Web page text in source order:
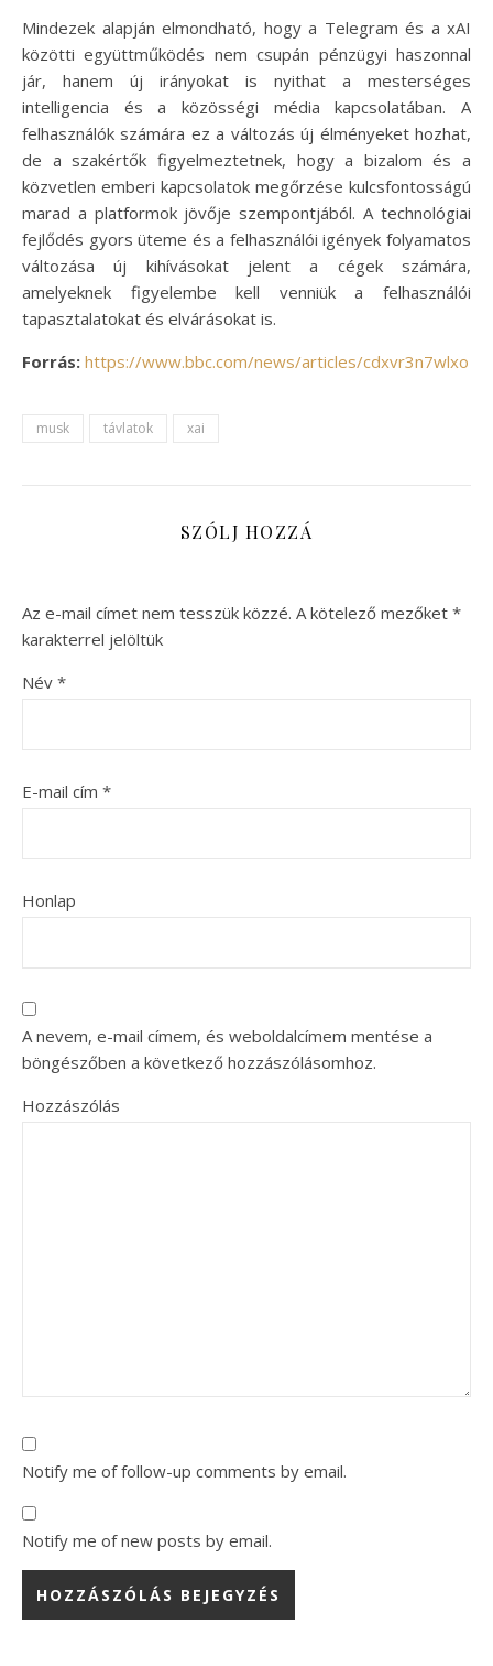
Mindezek alapján elmondható, hogy a Telegram és a xAI
közötti együttműködés nem csupán pénzügyi haszonnal
jár, hanem új irányokat is nyithat a mesterséges
intelligencia és a közösségi média kapcsolatában. A
felhasználók számára ez a változás új élményeket hozhat,
de a szakértők figyelmeztetnek, hogy a bizalom és a
közvetlen emberi kapcsolatok megőrzése kulcsfontosságú
marad a platformok jövője szempontjából. A technológiai
fejlődés gyors üteme és a felhasználói igények folyamatos
változása új kihívásokat jelent a cégek számára,
amelyeknek figyelembe kell venniük a felhasználói
tapasztalatokat és elvárásokat is.
Forrás: https://www.bbc.com/news/articles/cdxvr3n7wlxo
musk távlatok xai
SZÓLJ HOZZÁ
Az e-mail címet nem tesszük közzé. A kötelező mezőket *
karakterrel jelöltük
Név *
E-mail cím *
Honlap
A nevem, e-mail címem, és weboldalcímem mentése a
böngészőben a következő hozzászólásomhoz.
Hozzászólás
Notify me of follow-up comments by email.
Notify me of new posts by email.